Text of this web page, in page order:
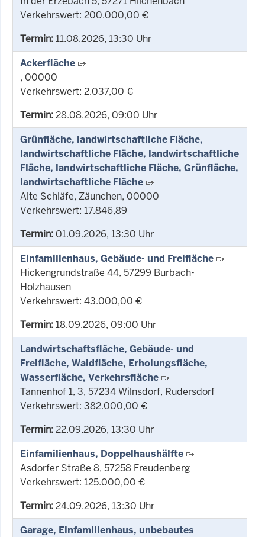
Verkehrswert: 200.000,00 €
Termin:11.08.2026, 13:30 Uhr
Ackerfläche
, 00000
Verkehrswert: 2.037,00 €
Termin:28.08.2026, 09:00 Uhr
Grünfläche, landwirtschaftliche Fläche,
landwirtschaftliche Fläche, landwirtschaftliche
Fläche, landwirtschaftliche Fläche, Grünfläche,
landwirtschaftliche Fläche
Alte Schläfe, Zäunchen, 00000
Verkehrswert: 17.846,89
Termin:01.09.2026, 13:30 Uhr
Einfamilienhaus, Gebäude- und Freifläche
Hickengrundstraße 44, 57299 Burbach-
Holzhausen
Verkehrswert: 43.000,00 €
Termin:18.09.2026, 09:00 Uhr
Landwirtschaftsfläche, Gebäude- und
Freifläche, Waldfläche, Erholungsfläche,
Wasserfläche, Verkehrsfläche
Tannenhof 1, 3, 57234 Wilnsdorf, Rudersdorf
Verkehrswert: 382.000,00 €
Termin:22.09.2026, 13:30 Uhr
Einfamilienhaus, Doppelhaushälfte
Asdorfer Straße 8, 57258 Freudenberg
Verkehrswert: 125.000,00 €
Termin:24.09.2026, 13:30 Uhr
Garage, Einfamilienhaus, unbebautes